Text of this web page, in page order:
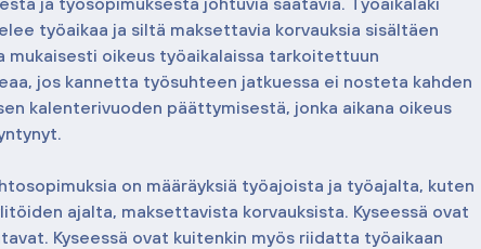
työaikaa ja siltä maksettavia korvauksia sisältäen
mukaisesti oikeus työaikalaissa tarkoitettuun
jos kannetta työsuhteen jatkuessa ei nosteta kahden
kalenterivuoden päättymisestä, jonka aikana oikeus
on määräyksiä työajoista ja työajalta, kuten
ajalta, maksettavista korvauksista. Kyseessä ovat
Kyseessä ovat kuitenkin myös riidatta työaikaan